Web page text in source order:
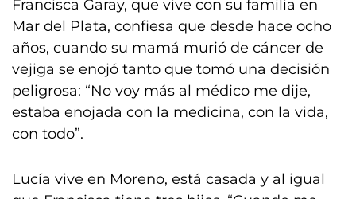
Francisca Garay, que vive con su familia en
Mar del Plata, confiesa que desde hace ocho
años, cuando su mamá murió de cáncer de
vejiga se enojó tanto que tomó una decisión
peligrosa: “No voy más al médico me dije,
estaba enojada con la medicina, con la vida,
con todo”.
Lucía vive en Moreno, está casada y al igual